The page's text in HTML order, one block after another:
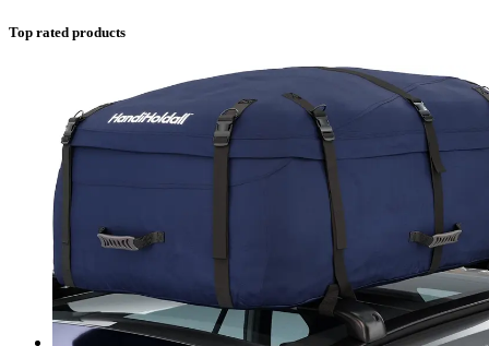
Top rated products